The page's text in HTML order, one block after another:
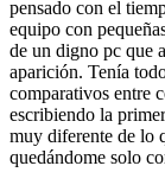
pensado con el
equipo con
de un digno pc que
aparición. Tenía
comparativos entre
escribiendo la
muy diferente de lo
quedándome solo